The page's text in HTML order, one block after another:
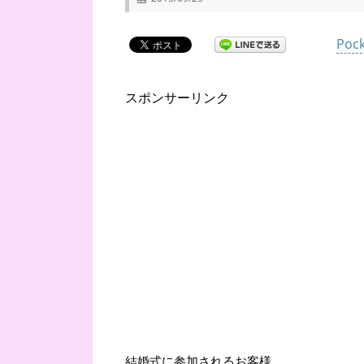
スポンサーリンク
結婚式に参加されるお客様